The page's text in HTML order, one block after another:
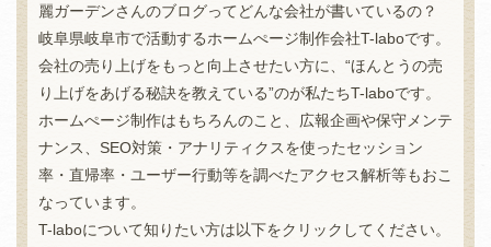
麗ガーデンさんのブログってどんな会社が書いているの？
岐阜県岐阜市で活動するホームぺージ制作会社T-laboです。
会社の売り上げをもっと向上させたい方に、“ほんとうの売
り上げをあげる秘訣を教えている”のが私たちT-laboです。
ホームぺージ制作はもちろんのこと、広報企画や保守メンテ
ナンス、SEO対策・アナリティクスを使ったセッション
率・直帰率・ユーザー行動等を調べたアクセス解析等もおこ
なっています。
T-laboについて知りたい方は以下をクリックしてください。